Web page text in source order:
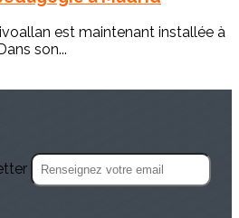
est maintenant installée à
son...